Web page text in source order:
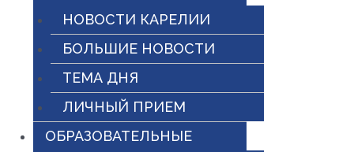
НОВОСТИ КАРЕЛИИ
БОЛЬШИЕ НОВОСТИ
ТЕМА ДНЯ
ЛИЧНЫЙ ПРИЕМ
ОБРАЗОВАТЕЛЬНЫЕ